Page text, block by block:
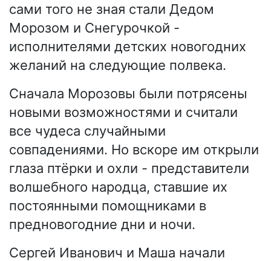
сами того не зная стали Дедом
Морозом и Снегурочкой -
исполнителями детских новогодних
желаний на следующие полвека.
Сначала Морозовы были потрясены
новыми возможностями и считали
все чудеса случайными
совпадениями. Но вскоре им открыли
глаза птёрки и охли - представители
волшебного народца, ставшие их
постоянными помощниками в
предновогодние дни и ночи.
Сергей Иванович и Маша начали